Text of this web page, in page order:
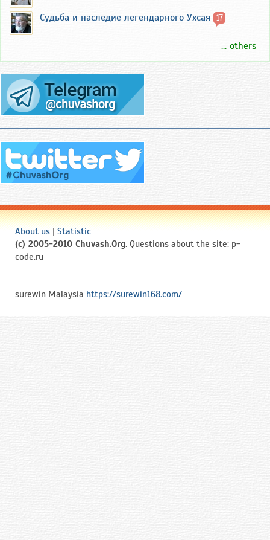
Судьба и наследие легендарного Ухсая 17
... others
About us | Statistic
(c) 2005-2010 Chuvash.Org. Questions about the site: p-
code.ru
surewin Malaysia https://surewin168.com/